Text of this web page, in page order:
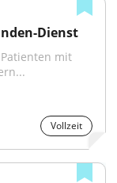
Dienst
Patienten mit
Vollzeit